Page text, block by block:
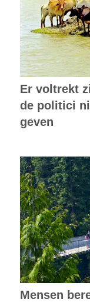
Er voltrekt
de politici
geven
Mensen